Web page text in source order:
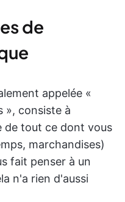
de
appelée «
», consiste à
de tout ce dont vous
marchandises)
fait penser à un
n'a rien d'aussi